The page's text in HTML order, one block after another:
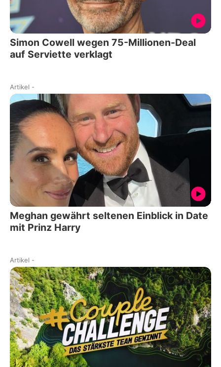
Simon Cowell wegen 75-Millionen-Deal
auf Serviette verklagt
Artikel -
Meghan gewährt seltenen Einblick in Date
mit Prinz Harry
Artikel -